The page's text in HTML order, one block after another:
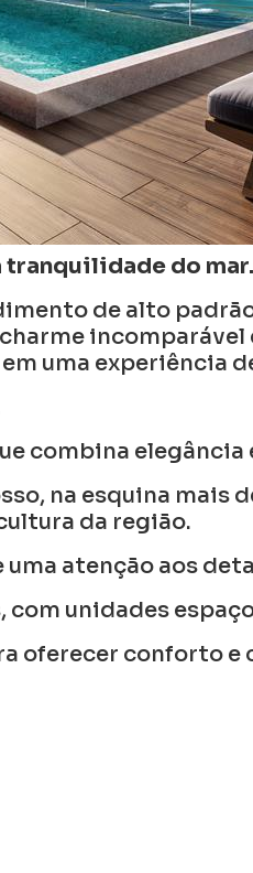
tranquilidade do mar.
de alto
incomparável
uma experiência
combina
na esquina mais
da região.
atenção aos
com unidades
oferecer conforto